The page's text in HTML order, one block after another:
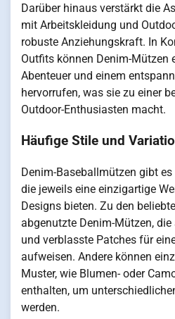
Darüber hinaus verstärkt die
mit Arbeitskleidung und
robuste Anziehungskraft. In
Outfits können Denim-Mützen
Abenteuer und einem
hervorrufen, was sie zu einer
Outdoor-Enthusiasten macht.
Häufige Stile und
Denim-Baseballmützen gibt
die jeweils eine einzigartige
Designs bieten. Zu den
abgenutzte Denim-Mützen,
und verblasste Patches für
aufweisen. Andere können
Muster, wie Blumen- oder
enthalten, um
werden.